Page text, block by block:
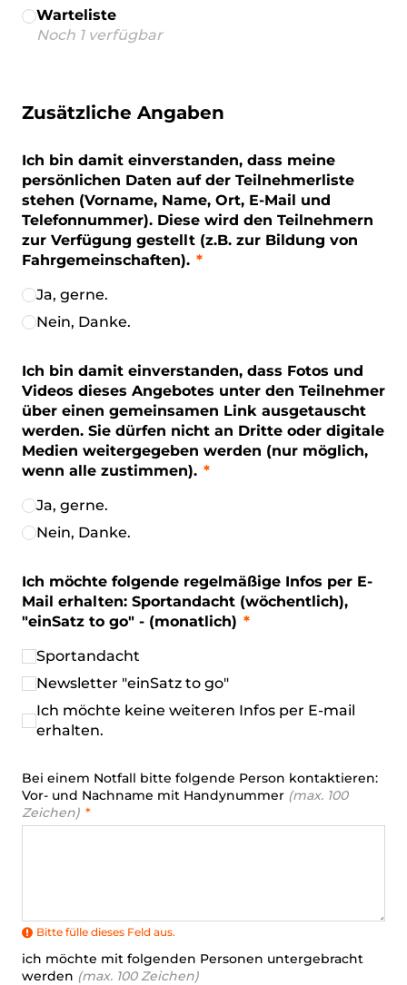
Warteliste
Noch 1 verfügbar
Zusätzliche Angaben
Ich bin damit einverstanden, dass meine
persönlichen Daten auf der Teilnehmerliste
stehen (Vorname, Name, Ort, E-Mail und
Telefonnummer). Diese wird den Teilnehmern
zur Verfügung gestellt (z.B. zur Bildung von
Fahrgemeinschaften).
Ja, gerne.
Nein, Danke.
Ich bin damit einverstanden, dass Fotos und
Videos dieses Angebotes unter den Teilnehmer
über einen gemeinsamen Link ausgetauscht
werden. Sie dürfen nicht an Dritte oder digitale
Medien weitergegeben werden (nur möglich,
wenn alle zustimmen).
Ja, gerne.
Nein, Danke.
Ich möchte folgende regelmäßige Infos per E-
Mail erhalten: Sportandacht (wöchentlich),
"einSatz to go" - (monatlich)
Sportandacht
Newsletter "einSatz to go"
Ich möchte keine weiteren Infos per E-mail
erhalten.
Bei einem Notfall bitte folgende Person kontaktieren:
Vor- und Nachname mit Handynummer (max. 100
Zeichen)
Bitte fülle dieses Feld aus.
ich möchte mit folgenden Personen untergebracht
werden (max. 100 Zeichen)